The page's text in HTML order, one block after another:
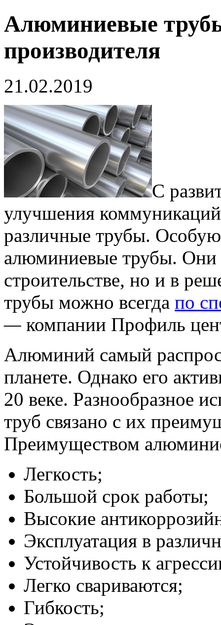
Алюминиевые
производителя
21.02.2019
С
улучшения
различные трубы.
алюминиевые трубы. Они
строительстве, но и в
трубы можно всегда по
— компании Профиль
Алюминий самый
планете. Однако его
20 веке. Разнообразное
труб связано с их
Преимуществом
Легкость;
Большой срок работы;
Высокие
Эксплуатация в
Устойчивость к
Легко свариваются;
Гибкость;